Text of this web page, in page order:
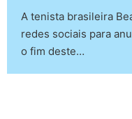
A tenista brasileira
redes sociais para
o fim deste…